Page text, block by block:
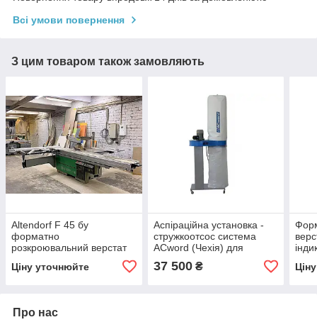
Всі умови повернення
З цим товаром також замовляють
Altendorf F 45 бу
форматно
розкроювальний верстат
червоними індикаторами)
Ціну уточнюйте
Аспіраційна установка -
стружкоотсос система
ACword (Чехія) для
промислової аспірації
37 500₴
Про нас